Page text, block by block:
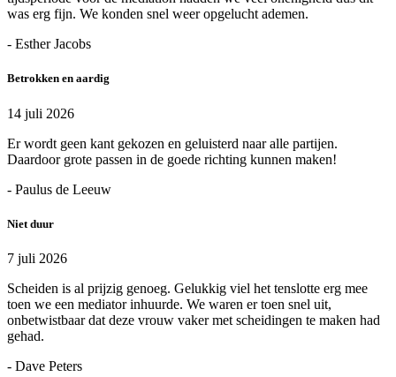
was erg fijn. We konden snel weer opgelucht ademen.
- Esther Jacobs
Betrokken en aardig
14 juli 2026
Er wordt geen kant gekozen en geluisterd naar alle partijen.
Daardoor grote passen in de goede richting kunnen maken!
- Paulus de Leeuw
Niet duur
7 juli 2026
Scheiden is al prijzig genoeg. Gelukkig viel het tenslotte erg mee
toen we een mediator inhuurde. We waren er toen snel uit,
onbetwistbaar dat deze vrouw vaker met scheidingen te maken had
gehad.
- Dave Peters